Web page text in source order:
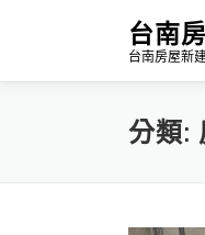
要
台南
台南房屋新
分類: